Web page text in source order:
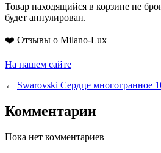
Товар находящийся в корзине не
будет аннулирован.
❤️ Отзывы о Milano-Lux
На нашем сайте
← Swarovski Сердце многогранное
Комментарии
Пока нет комментариев